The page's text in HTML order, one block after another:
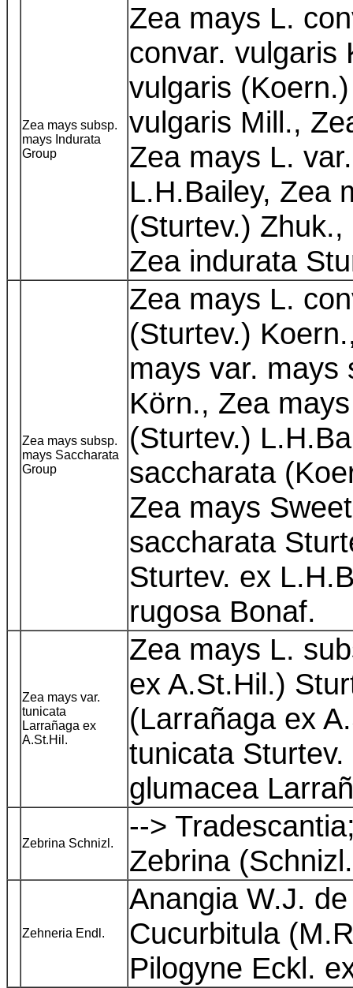
Zea mays subsp.
mays Indurata
Group
Zea mays L.
convar. vulgaris
vulgaris
vulgaris Mill.,
Zea mays L.
L.H.Bailey, Zea
(Sturtev.)
Zea indurata
Zea mays subsp.
mays Saccharata
Group
Zea mays L.
(Sturtev.)
mays var. mays
Körn., Zea
(Sturtev.)
saccharata
Zea mays
saccharata
Sturtev. ex
rugosa Bonaf.
Zea mays var.
tunicata
Larrañaga ex
A.St.Hil.
Zea mays L.
ex A.St.Hil.)
(Larrañaga ex
tunicata
glumacea
Zebrina Schnizl.
-->
Zebrina
Zehneria Endl.
Anangia W.J.
Cucurbitula
Pilogyne Eckl.